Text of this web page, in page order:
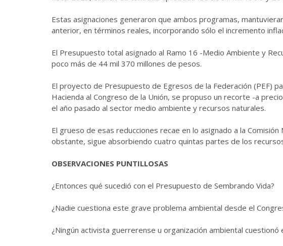
Estas asignaciones generaron que ambos programas,
anterior, en términos reales, incorporando sólo el incremento
El Presupuesto total asignado al Ramo 16 -Medio Ambiente y
poco más de 44 mil 370 millones de pesos.
El proyecto de Presupuesto de Egresos de la Federación (PEF)
Hacienda al Congreso de la Unión, se propuso un recorte -a
el año pasado al sector medio ambiente y recursos naturales.
El grueso de esas reducciones recae en lo asignado a la Comisión
obstante, sigue absorbiendo cuatro quintas partes de los
OBSERVACIONES PUNTILLOSAS
¿Entonces qué sucedió con el Presupuesto de Sembrando Vida?
¿Nadie cuestiona este grave problema ambiental desde el
¿Ningún activista guerrerense u organización ambiental